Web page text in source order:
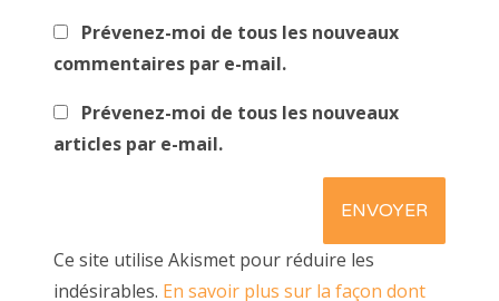
Prévenez-moi de tous les nouveaux
commentaires par e-mail.
Prévenez-moi de tous les nouveaux
articles par e-mail.
Ce site utilise Akismet pour réduire les
indésirables. En savoir plus sur la façon dont